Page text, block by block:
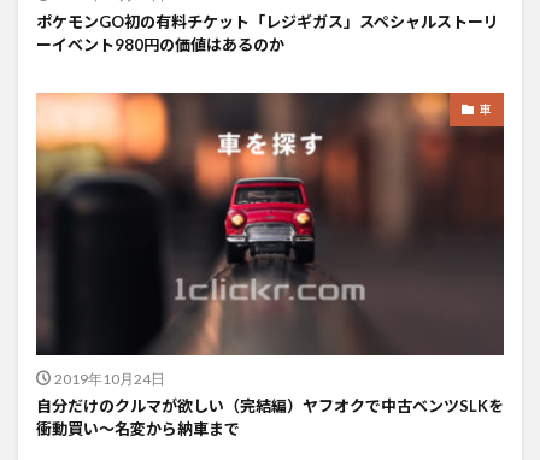
ポケモンGO初の有料チケット「レジギガス」スペシャルストーリ
ーイベント980円の価値はあるのか
車
2019年10月24日
自分だけのクルマが欲しい（完結編）ヤフオクで中古ベンツSLKを
衝動買い〜名変から納車まで